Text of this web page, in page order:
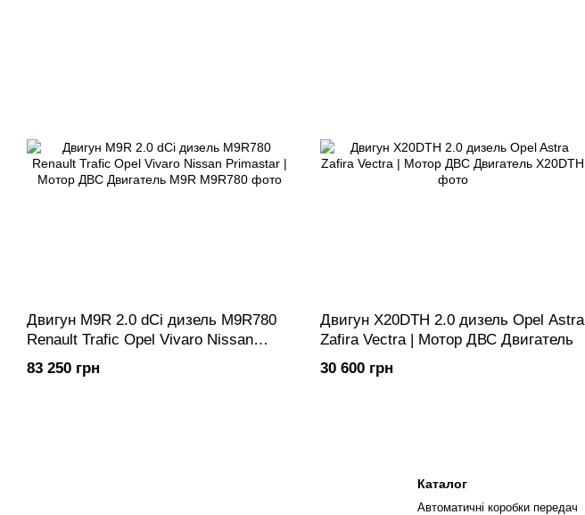
Двигун M9R 2.0 dCi дизель M9R780
Renault Trafic Opel Vivaro Nissan
Primastar | Мотор ДВС Двигатель
83 250 грн
Двигун X20DTH 2.0 дизель Opel Astra
Zafira Vectra | Мотор ДВС Двигатель
30 600 грн
Каталог
Автоматичні коробки передач